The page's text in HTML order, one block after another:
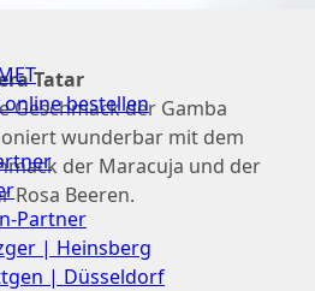
bestellen
Partner
| Heinsberg
| Düsseldorf
Tatar
Geschmack der Gamba
wunderbar mit dem
der Maracuja und der
Rosa Beeren.